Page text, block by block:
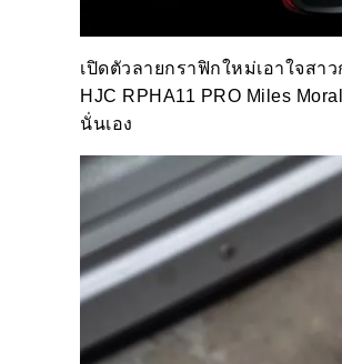
เปิดตัวลายกราฟิกใหม่เอาใจส
HJC RPHA11 PRO Miles
นั่นเอง